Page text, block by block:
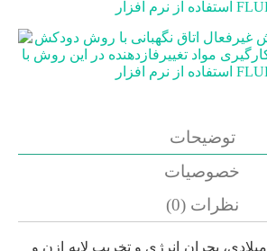
توضیحات
خصوصیات
نظرات (0)
از اوایل دهه 1970 میلادی، بحران انرژی و تخریب لایه ازن و